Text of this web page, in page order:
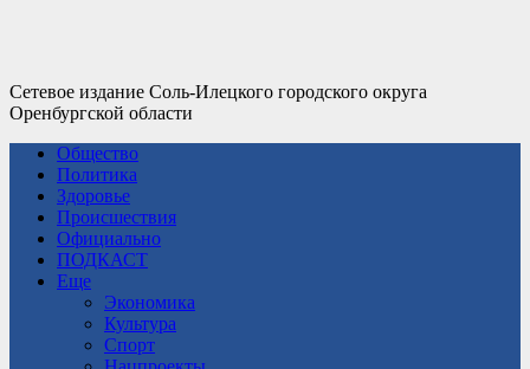
Сетевое издание Соль-Илецкого городского округа
Оренбургской области
Общество
Политика
Здоровье
Происшествия
Официально
ПОДКАСТ
Еще
Экономика
Культура
Спорт